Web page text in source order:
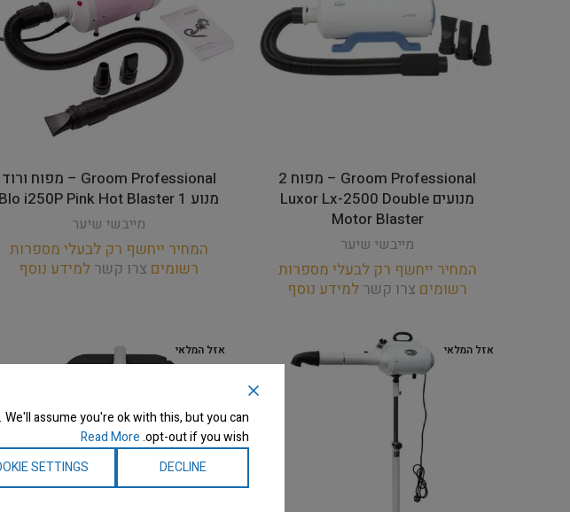
Groom Professional – מפוח 2
מנועים Luxor Lx-2500 Double
Motor Blaster
מייבשי שיער
המחיר ייחשף רק לבעלי מספרות
רשומים צרו קשר למידע נוסף
Groom Professional – מפוח ורוד
מנוע 1 Blo i250P Pink Hot Blaster
מייבשי שיער
המחיר ייחשף רק לבעלי מספרות
רשומים צרו קשר למידע נוסף
אזל המלאי אזל המלאי
assume you're ok with this, but you can
opt-out if you wish.
Read More
DECLINE
SETTINGS